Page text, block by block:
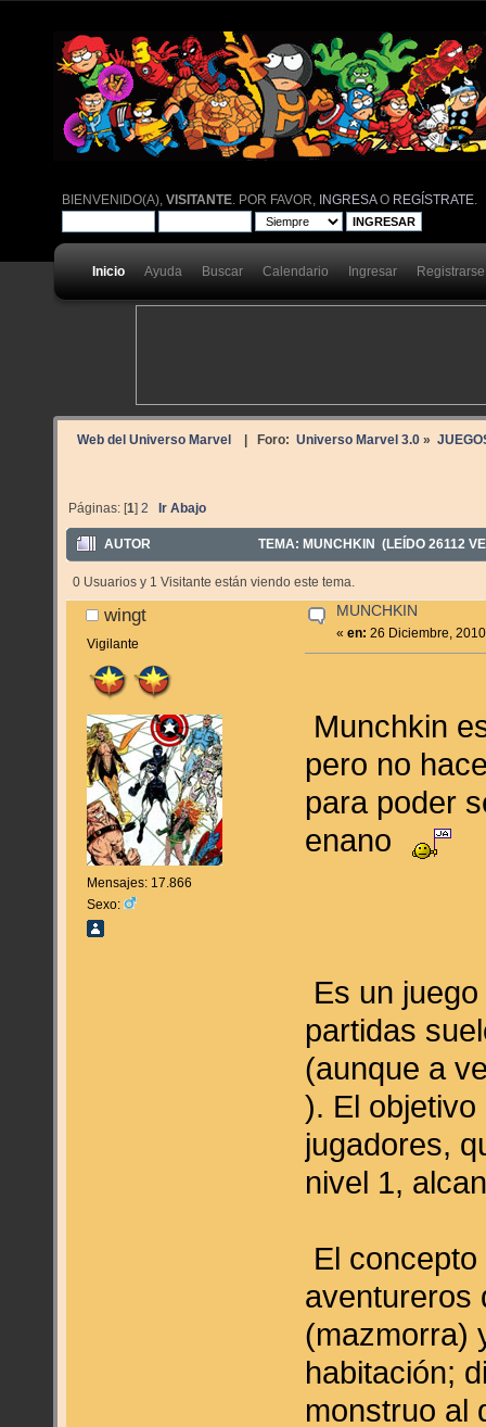
BIENVENIDO(A),VISITANTE . POR FAVOR, INGRESAO REGÍSTRATE
Inicio Ayuda Buscar Calendario Ingresar Registrarse
Web del Universo Marvel | Foro: Universo Marvel 3.0»
Páginas: [1]2 Ir Abajo
AUTOR TEMA: MUNCHKIN (LEÍDO 26112
0 Usuarios y 1 Visitante están viendo este tema.
wingt
Vigilante
Mensajes: 17.866
Sexo:
MUNCHKIN
«en: 26 Diciembre,
Munchkin
pero no
para poder
enano
Es un
partidas
(aunque a
). El
jugadores,
nivel 1,
El
aventureros
(mazmorra)
habitación;
monstruo al